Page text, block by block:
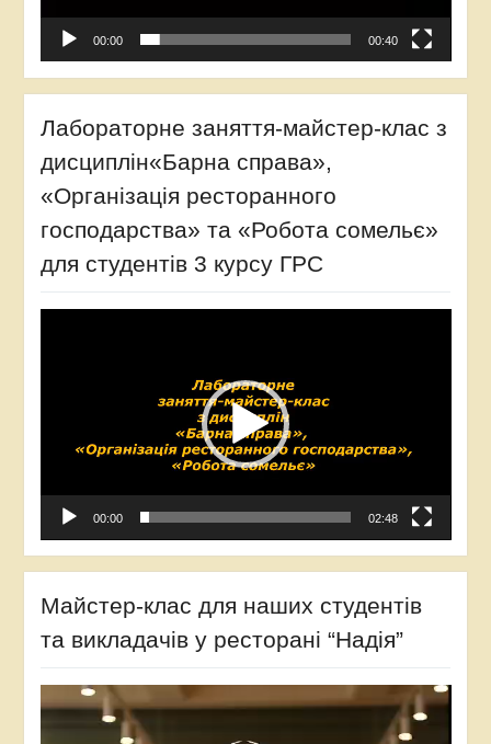
00:00 00:40
Лабораторне заняття-майстер-клас з
дисциплін«Барна справа»,
«Організація ресторанного
господарства» та «Робота сомельє»
для студентів 3 курсу ГРС
00:00 02:48
Майстер-клас для наших студентів
та викладачів у ресторані “Надія”
Відеопрогравач